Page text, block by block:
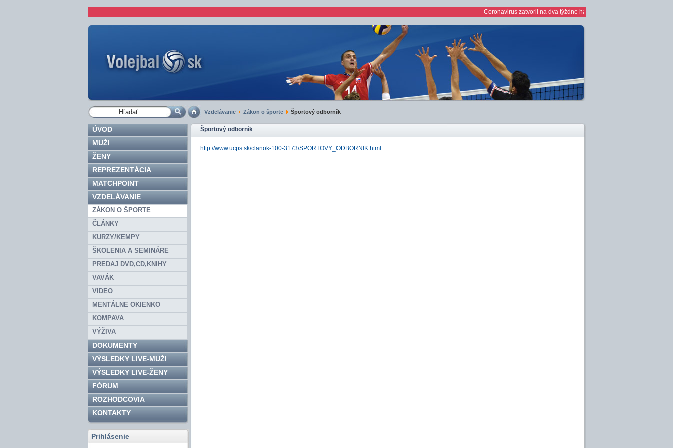
Coronavirus zatvoril na dva týždne haly *** 1/2 finále play off žien ***
Vzdelávanie Zákon o športe Športový odborník
ÚVOD
MUŽI
ŽENY
REPREZENTÁCIA
MATCHPOINT
VZDELÁVANIE
ZÁKON O ŠPORTE
ČLÁNKY
KURZY/KEMPY
ŠKOLENIA A SEMINÁRE
PREDAJ DVD,CD,KNIHY
VAVÁK
VIDEO
MENTÁLNE OKIENKO
KOMPAVA
VÝŽIVA
DOKUMENTY
VÝSLEDKY LIVE-MUŽI
VÝSLEDKY LIVE-ŽENY
FÓRUM
ROZHODCOVIA
KONTAKTY
Prihlásenie
Športový odborník
http://www.ucps.sk/clanok-100-3173/SPORTOVY_ODBORNIK.html